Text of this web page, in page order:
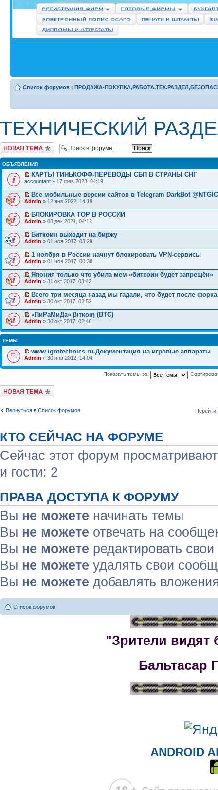
Список форумов ‹ ПРОДАЖА-
ТЕХНИЧЕСКИЙ
Начать новую тему
ОБЪЯВЛЕНИЯ
КАРТЫ ТИНЬКОФФ-ПЕРЕВОДЫ СБП В СТРАНЫ СНГ
accountant » 17 фев 2023, 04:19
Все мобильные версии сайтов в Telegram DarkBot
Admin » 12 янв 2022, 14:19
БЛОКИРОВКА ТОР В РОССИИ
Admin » 08 дек 2021, 04:12
Биткоин выходит на биржу
Admin » 01 ноя 2017, 03:29
1 ноября в России начнут блокировать VPN-сервисы
Admin » 01 ноя 2017, 00:38
Япония только что убила мем «биткоин будет запрещён»
Admin » 31 окт 2017, 03:42
Всего три месяца назад мы гадали, что будет после
Admin » 30 окт 2017, 02:52
«ПиРаМиДа» βιτκοιη (BTC)
Admin » 30 окт 2017, 02:46
ТЕМЫ
www.igrotechnics.ru-Документация на игровые аппараты
Admin » 30 янв 2012, 14:04
Показать темы за:
Начать новую тему
Вернуться в Список форумов Перейти:
КТО СЕЙЧАС НА ФОРУМЕ
Сейчас этот форум
и гости: 2
ПРАВА ДОСТУПА К ФОРУМУ
Вы не можете начинать темы
Вы не можете отвечать на
Вы не можете редактировать
Вы не можете удалять свои
Вы не можете добавлять
Список форумов
"Зрители видят
Бальтасар
ANDROID